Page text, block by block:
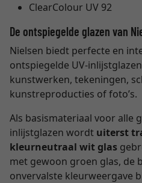
ClearColour UV 92
De ontspiegelde glazen van
Nielsen biedt perfecte en
ontspiegelde UV-
kunstwerken, tekeningen,
kunstreproducties of foto’s.
Als basismateriaal voor alle
inlijstglazen wordt uiterst
kleurneutraal wit glas
met gewoon groen glas, de
onvervalste kleurweergave